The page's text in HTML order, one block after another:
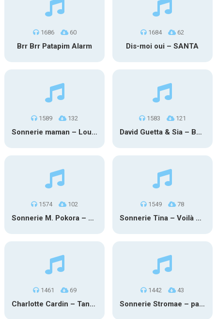
1686 60
Brr Brr Patapim Alarm
1684 62
Dis-moi oui – SANTA
1589 132
Sonnerie maman – Louane
1583 121
David Guetta & Sia – Beautiful People
1574 102
Sonnerie M. Pokora – Reflet
1549 78
Sonnerie Tina – Voilà moi
1461 69
Charlotte Cardin – Tant pis pour elle
1442 43
Sonnerie Stromae – papaoutai